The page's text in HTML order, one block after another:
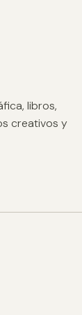
libros,
creativos y